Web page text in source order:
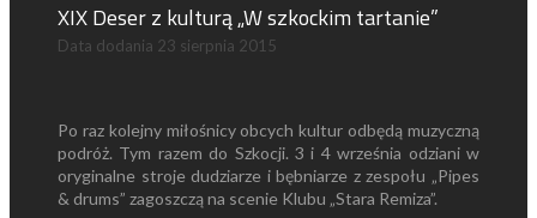
XIX Deser z kulturą „W szkockim tartanie”
Data dodania 23 sierpnia 2015
Po raz kolejny miłośnicy obcych kultur odbędą muzyczną
podróż. Tym razem do Szkocji. 3 i 4 września odziani w
oryginalne stroje dudziarze i bębniarze z zespołu „Pipes
& drums” zagoszczą na scenie Klubu „Stara Remiza”.